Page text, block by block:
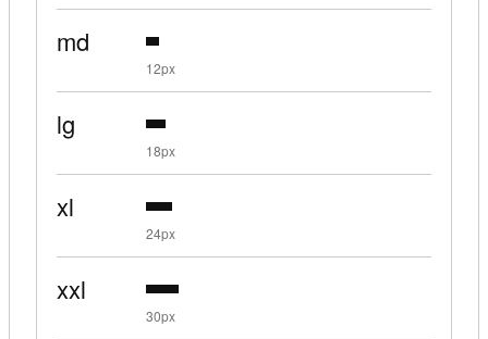
md
12px
lg
18px
xl
24px
xxl
30px